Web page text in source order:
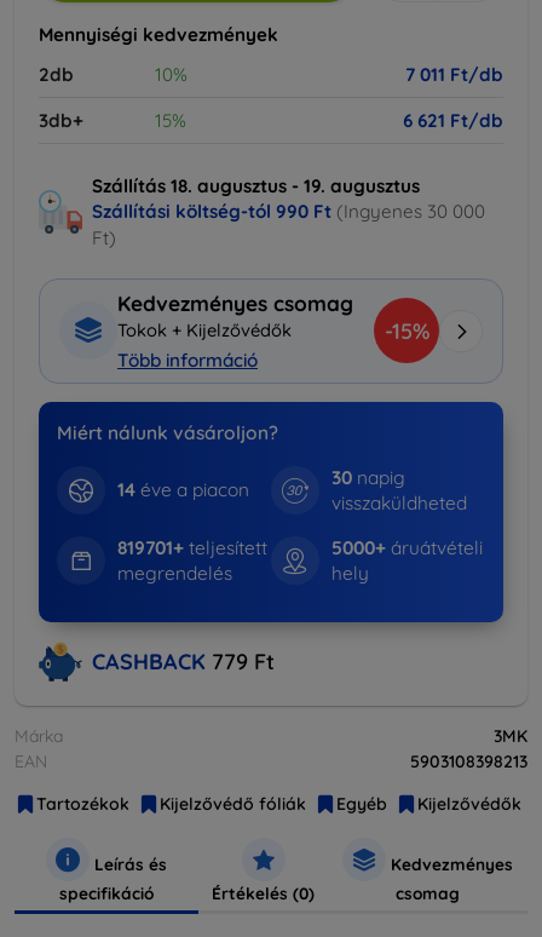
Mennyiségi kedvezmények
2db
10%
7 011 Ft/db
3db+
15% 6 621 Ft/db
Szállítás 18. augusztus - 19. augusztus
Szállítási költség-tól 990 Ft (Ingyenes 30 000
Ft)
Kedvezményes csomag
Tokok + Kijelzővédők
Több információ
-15%
Miért nálunk vásároljon?
14éve a piacon
30 napig
visszaküldheted
819701+teljesített
megrendelés
5000+ áruátvételi
hely
CASHBACK 779 Ft
Márka
3MK
EAN
5903108398213
Tartozékok
Kijelzővédő fóliák Egyéb Kijelzővédők
Leírás és
specifikáció
Értékelés (0)
Kedvezményes
csomag